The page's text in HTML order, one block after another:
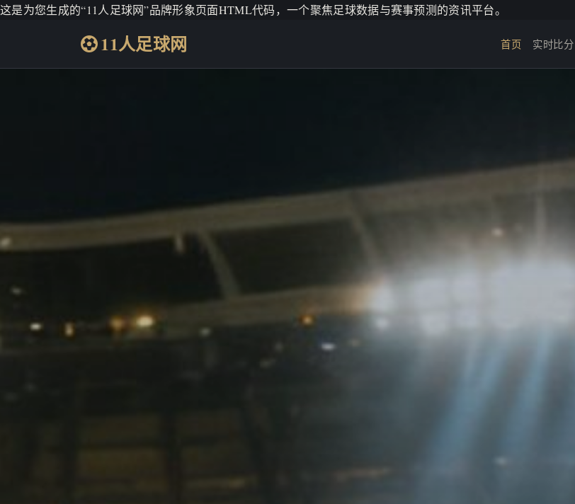
这是为您生成的“11人足球网”品牌形象页面HTML代码，一个聚焦足球数据与赛事预测的资讯平台。
11人足球网 首页 实时比分